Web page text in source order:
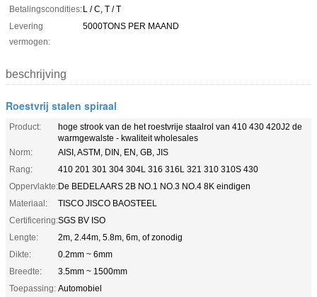
Betalingscondities:L / C, T / T
Levering
vermogen:
5000TONS PER MAAND
beschrijving
Roestvrij stalen spiraal
Product:
hoge strook van de het roestvrije staalrol van 410 430 420J2 de
warmgewalste - kwaliteit wholesales
Norm:
AISI, ASTM, DIN, EN, GB, JIS
Rang:
410 201 301 304 304L 316 316L 321 310 310S 430
Oppervlakte:De BEDELAARS 2B NO.1 NO.3 NO.4 8K eindigen
Materiaal:
TISCO JISCO BAOSTEEL
Certificering:SGS BV ISO
Lengte:
2m, 2.44m, 5.8m, 6m, of zonodig
Dikte:
0.2mm ~ 6mm
Breedte:
3.5mm ~ 1500mm
Toepassing: Automobiel